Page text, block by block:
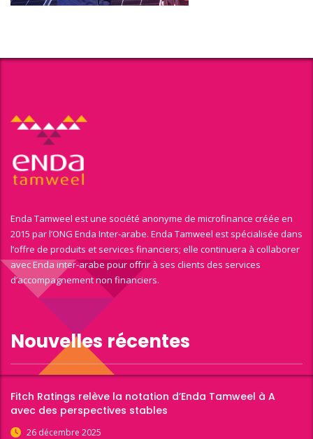
Enda Tamweel est une société anonyme de microfinance créée en
2015 par l’ONG Enda Inter-arabe. Enda Tamweel est spécialisée dans
l’offre de produits et services financiers; elle continuera à collaborer
avec Enda inter-arabe pour offrir à ses clients des services
d’accompagnement non financiers.
Nouvelles récentes
Fitch Ratings relève la notation d’Enda Tamweel à A
avec des perspectives stables
26 décembre 2025